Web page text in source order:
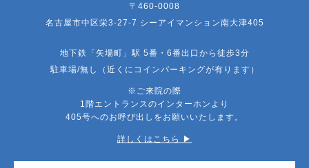
〒460-0008
名古屋市中区栄3-27-7 シーアイマンション南大津405
地下鉄「矢場町」駅 5番・6番出口から徒歩3分
駐車場/無し（近くにコインパーキングが有ります）
※ご来院の際
1階エントランスのインターホンより
405号へのお呼び出しをお願いいたします。
詳しくはこちら ▶︎